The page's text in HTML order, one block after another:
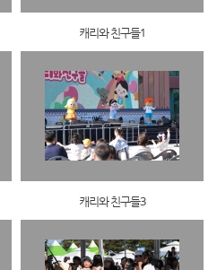
캐리와 친구들1
캐리와 친구들3